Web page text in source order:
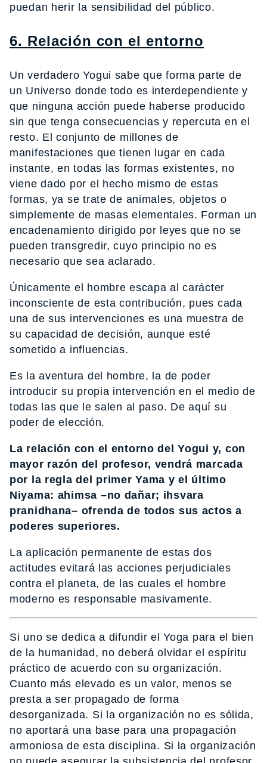
puedan herir la sensibilidad del público.
6. Relación con el entorno
Un verdadero Yogui sabe que forma parte de
un Universo donde todo es interdependiente y
que ninguna acción puede haberse producido
sin que tenga consecuencias y repercuta en el
resto. El conjunto de millones de
manifestaciones que tienen lugar en cada
instante, en todas las formas existentes, no
viene dado por el hecho mismo de estas
formas, ya se trate de animales, objetos o
simplemente de masas elementales. Forman un
encadenamiento dirigido por leyes que no se
pueden transgredir, cuyo principio no es
necesario que sea aclarado.
Únicamente el hombre escapa al carácter
inconsciente de esta contribución, pues cada
una de sus intervenciones es una muestra de
su capacidad de decisión, aunque esté
sometido a influencias.
Es la aventura del hombre, la de poder
introducir su propia intervención en el medio de
todas las que le salen al paso. De aquí su
poder de elección.
La relación con el entorno del Yogui y, con
mayor razón del profesor, vendrá marcada
por la regla del primer Yama y el último
Niyama: ahimsa –no dañar; ihsvara
pranidhana– ofrenda de todos sus actos a
poderes superiores.
La aplicación permanente de estas dos
actitudes evitará las acciones perjudiciales
contra el planeta, de las cuales el hombre
moderno es responsable masivamente.
Si uno se dedica a difundir el Yoga para el bien
de la humanidad, no deberá olvidar el espíritu
práctico de acuerdo con su organización.
Cuanto más elevado es un valor, menos se
presta a ser propagado de forma
desorganizada. Si la organización no es sólida,
no aportará una base para una propagación
armoniosa de esta disciplina. Si la organización